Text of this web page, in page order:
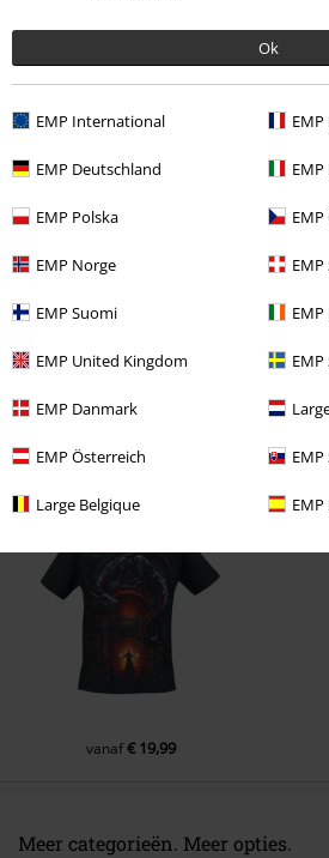
Ok
EMP International
EMP Deutschland
EMP Polska
EMP Norge EMP
EMP Suomi
EMP United Kingdom
EMP Danmark
EMP Österreich
Large Belgique
Breedte
Te nauw
Perfect
Te kort
Perfect
Geverifieerde recensie
Heeft deze recensie je geholpen?
Opmerking
Commentaar versturen
vanaf€ 19,99
Meer categorieën. Meer opties.